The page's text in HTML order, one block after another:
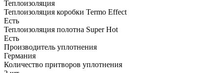
Теплоизоляция
Теплоизоляция коробки Termo Effect
Есть
Теплоизоляция полотна Super Нot
Есть
Производитель уплотнения
Германия
Количество притворов уплотнения